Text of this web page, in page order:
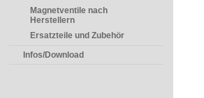
Magnetventile nach
Herstellern
Ersatzteile und Zubehör
Infos/Download